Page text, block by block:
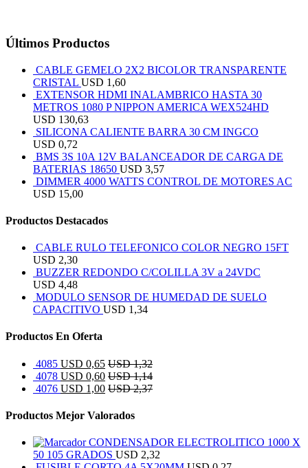
Últimos Productos
CABLE GEMELO 2X2 BICOLOR TRANSPARENTE
CRISTAL USD 1,60
EXTENSOR HDMI INALAMBRICO HASTA 30
METROS 1080 P NIPPON AMERICA WEX524HD
USD 130,63
SILICONA CALIENTE BARRA 30 CM INGCO
USD 0,72
BMS 3S 10A 12V BALANCEADOR DE CARGA DE
BATERIAS 18650 USD 3,57
DIMMER 4000 WATTS CONTROL DE MOTORES AC
USD 15,00
Productos Destacados
CABLE RULO TELEFONICO COLOR NEGRO 15FT
USD 2,30
BUZZER REDONDO C/COLILLA 3V a 24VDC
USD 4,48
MODULO SENSOR DE HUMEDAD DE SUELO
CAPACITIVO USD 1,34
Productos En Oferta
4085 USD 0,65 USD1,32
4078 USD 0,60 USD1,14
4076 USD 1,00 USD2,37
Productos Mejor Valorados
CONDENSADOR ELECTROLITICO 1000 X
50 105 GRADOS USD 2,32